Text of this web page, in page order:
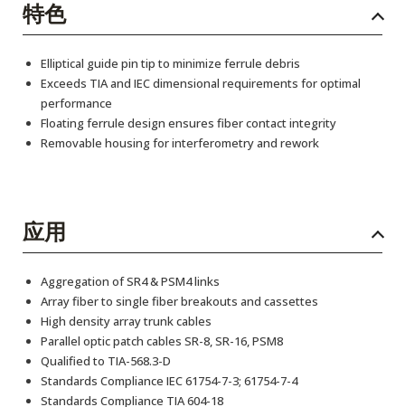
特色
Elliptical guide pin tip to minimize ferrule debris
Exceeds TIA and IEC dimensional requirements for optimal
performance
Floating ferrule design ensures fiber contact integrity
Removable housing for interferometry and rework
应用
Aggregation of SR4 & PSM4 links
Array fiber to single fiber breakouts and cassettes
High density array trunk cables
Parallel optic patch cables SR-8, SR-16, PSM8
Qualified to TIA-568.3-D
Standards Compliance IEC 61754-7-3; 61754-7-4
Standards Compliance TIA 604-18